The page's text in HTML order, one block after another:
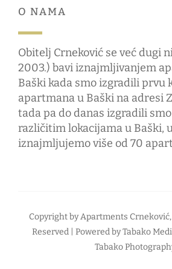
O NAMA
Obitelj Crneković se već dugi
2003.) bavi iznajmljivanjem
Baški kada smo izgradili prvu
apartmana u Baški na adresi
tada pa do danas izgradili
različitim lokacijama u Baški,
iznajmljujemo više od 70
Copyright byApartments
Reserved | Powered byTabako
Tabako